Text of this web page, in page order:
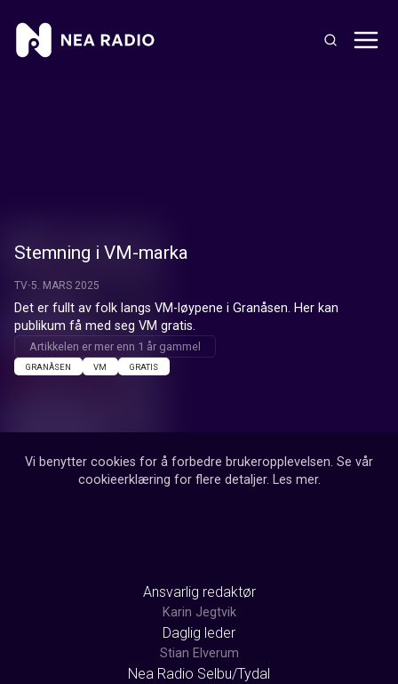
Stemning i VM-marka
TV 5. MARS 2025
Det er fullt av folk langs VM-løypene i Granåsen. Her kan
publikum få med seg VM gratis.
Artikkelen er mer enn 1 år gammel
GRANÅSEN VM GRATIS
Vi benytter cookies for å forbedre brukeropplevelsen. Se vår
cookieerklæring for flere detaljer. Les mer.
Ansvarlig redaktør
Karin Jegtvik
Daglig leder
Stian Elverum
Nea Radio Selbu/Tydal